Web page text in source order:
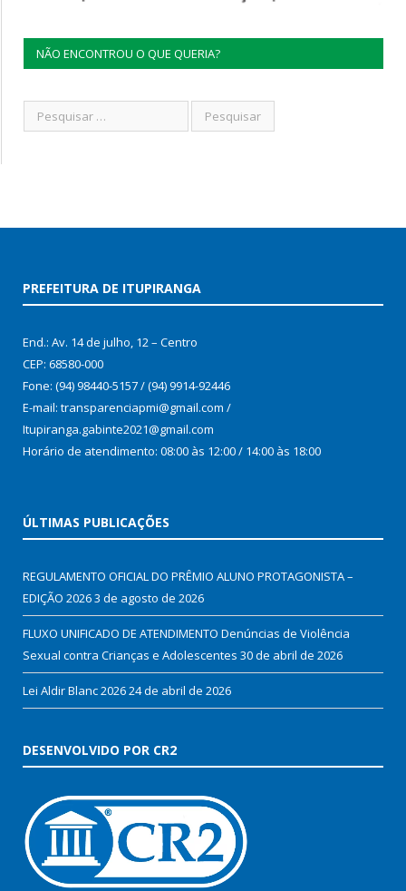
NÃO ENCONTROU O QUE QUERIA?
PREFEITURA DE ITUPIRANGA
End.: Av. 14 de julho, 12 – Centro
CEP: 68580-000
Fone: (94) 98440-5157 / (94) 9914-92446
E-mail: transparenciapmi@gmail.com /
Itupiranga.gabinte2021@gmail.com
Horário de atendimento: 08:00 às 12:00 / 14:00 às 18:00
ÚLTIMAS PUBLICAÇÕES
REGULAMENTO OFICIAL DO PRÊMIO ALUNO PROTAGONISTA –
EDIÇÃO 20263 de agosto de 2026
FLUXO UNIFICADO DE ATENDIMENTO Denúncias de Violência
Sexual contra Crianças e Adolescentes 30 de abril de 2026
Lei Aldir Blanc 202624 de abril de 2026
DESENVOLVIDO POR CR2